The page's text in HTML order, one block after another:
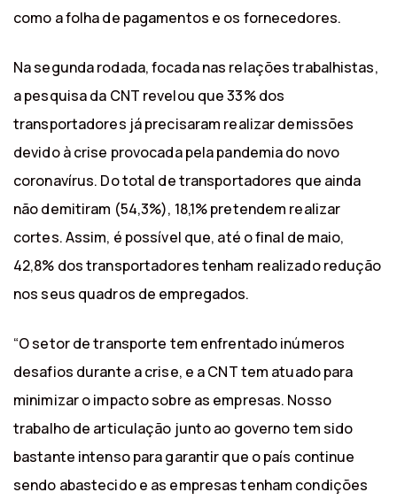
como a folha de pagamentos e os fornecedores.
Na segunda rodada, focada nas relações trabalhistas,
a pesquisa da CNT revelou que 33% dos
transportadores já precisaram realizar demissões
devido à crise provocada pela pandemia do novo
coronavírus. Do total de transportadores que ainda
não demitiram (54,3%), 18,1% pretendem realizar
cortes. Assim, é possível que, até o final de maio,
42,8% dos transportadores tenham realizado redução
nos seus quadros de empregados.
“O setor de transporte tem enfrentado inúmeros
desafios durante a crise, e a CNT tem atuado para
minimizar o impacto sobre as empresas. Nosso
trabalho de articulação junto ao governo tem sido
bastante intenso para garantir que o país continue
sendo abastecido e as empresas tenham condições